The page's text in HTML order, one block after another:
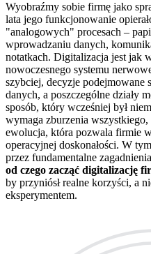
Wyobraźmy sobie firmę jako
lata jego funkcjonowanie
"analogowych" procesach –
wprowadzaniu danych,
notatkach. Digitalizacja jest jak
nowoczesnego systemu
szybciej, decyzje podejmowane
danych, a poszczególne działy
sposób, który wcześniej był
wymaga zburzenia
ewolucja, która pozwala firmie
operacyjnej doskonałości. W
przez fundamentalne
od czego zacząć digitalizację
by przyniósł realne korzyści, a
eksperymentem.